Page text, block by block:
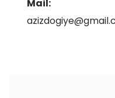
Mail: